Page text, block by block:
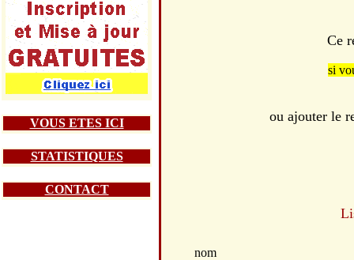
VOUS ETES ICI
STATISTIQUES
CONTACT
Ce
si
ou ajouter le
nom